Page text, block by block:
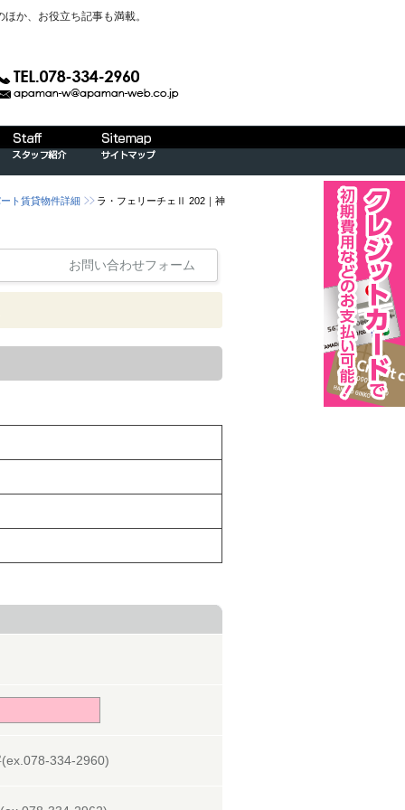
か、お役立ち記事も満載。
ト賃貸物件詳細
ラ・フェリーチェⅡ 202｜神
お問い合わせフォーム
334-2960)